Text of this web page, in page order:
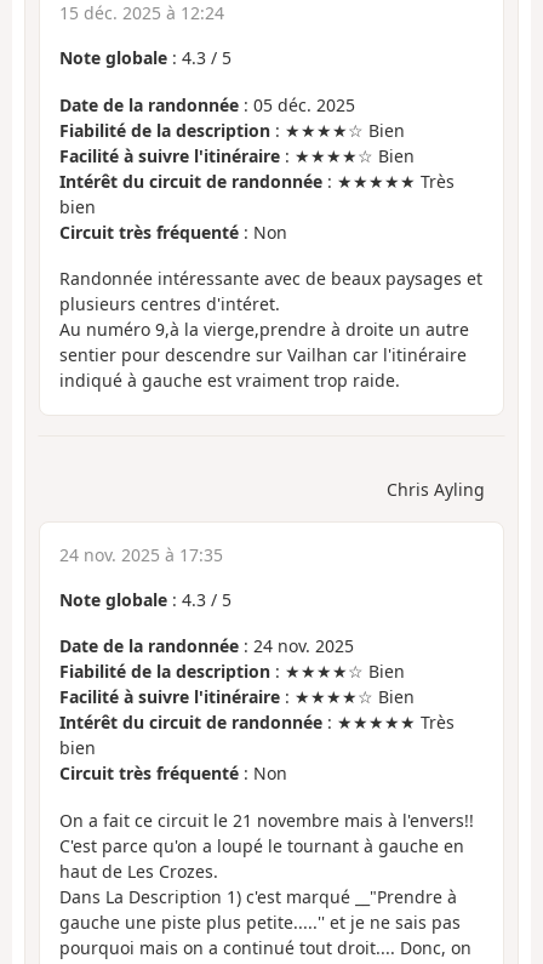
15 déc. 2025 à 12:24
Note globale : 4.3 / 5
Date de la randonnée : 05 déc. 2025
Fiabilité de la description : ★★★★☆ Bien
Facilité à suivre l'itinéraire : ★★★★☆ Bien
Intérêt du circuit de randonnée : ★★★★★ Très
bien
Circuit très fréquenté : Non
Randonnée intéressante avec de beaux paysages et
plusieurs centres d'intéret.
Au numéro 9,à la vierge,prendre à droite un autre
sentier pour descendre sur Vailhan car l'itinéraire
indiqué à gauche est vraiment trop raide.
Chris Ayling
24 nov. 2025 à 17:35
Note globale : 4.3 / 5
Date de la randonnée : 24 nov. 2025
Fiabilité de la description : ★★★★☆ Bien
Facilité à suivre l'itinéraire : ★★★★☆ Bien
Intérêt du circuit de randonnée : ★★★★★ Très
bien
Circuit très fréquenté : Non
On a fait ce circuit le 21 novembre mais à l'envers!!
C'est parce qu'on a loupé le tournant à gauche en
haut de Les Crozes.
Dans La Description 1) c'est marqué __"Prendre à
gauche une piste plus petite.....'' et je ne sais pas
pourquoi mais on a continué tout droit.... Donc, on